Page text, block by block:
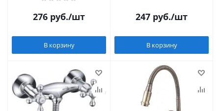
276 руб./шт
В корзину
247 руб./шт
В корзину